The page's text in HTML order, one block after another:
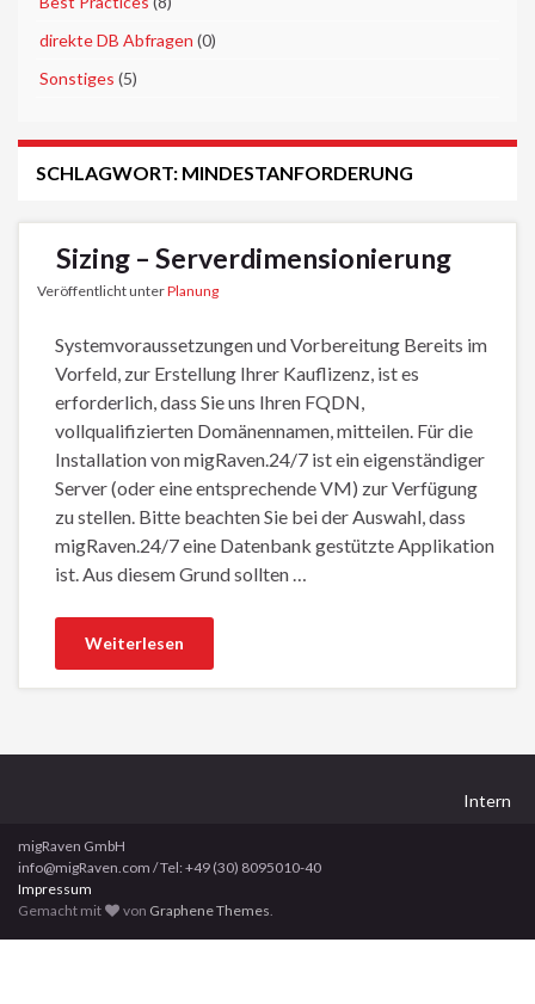
direkte DB Abfragen (0)
Sonstiges (5)
SCHLAGWORT: MINDESTANFORDERUNG
Sizing – Serverdimensionierung
Veröffentlicht unterPlanung
Systemvoraussetzungen und Vorbereitung Bereits im
Vorfeld, zur Erstellung Ihrer Kauflizenz, ist es
erforderlich, dass Sie uns Ihren FQDN,
vollqualifizierten Domänennamen, mitteilen. Für die
Installation von migRaven.24/7 ist ein eigenständiger
Server (oder eine entsprechende VM) zur Verfügung
zu stellen. Bitte beachten Sie bei der Auswahl, dass
migRaven.24/7 eine Datenbank gestützte Applikation
ist. Aus diesem Grund sollten …
Weiterlesen
Intern
migRaven GmbH
info@migRaven.com / Tel: +49 (30) 8095010-40
Impressum
Gemacht mit
von Graphene Themes